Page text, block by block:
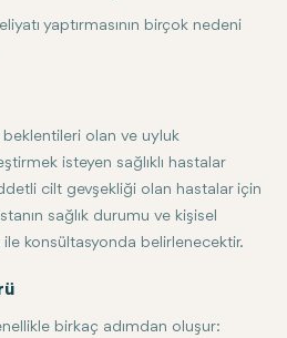
yaptırmasının birçok nedeni
elastikiyeti kaybolur ve doğal sonuç,
kişinin yalnızca diyet ve egzersizle
ciltle yaşamak ağrılı olabilir.
olan ve uyluk
isteyen sağlıklı hastalar
cilt gevşekliği olan hastalar için
sağlık durumu ve kişisel
konsültasyonda belirlenecektir.
birkaç adımdan oluşur: